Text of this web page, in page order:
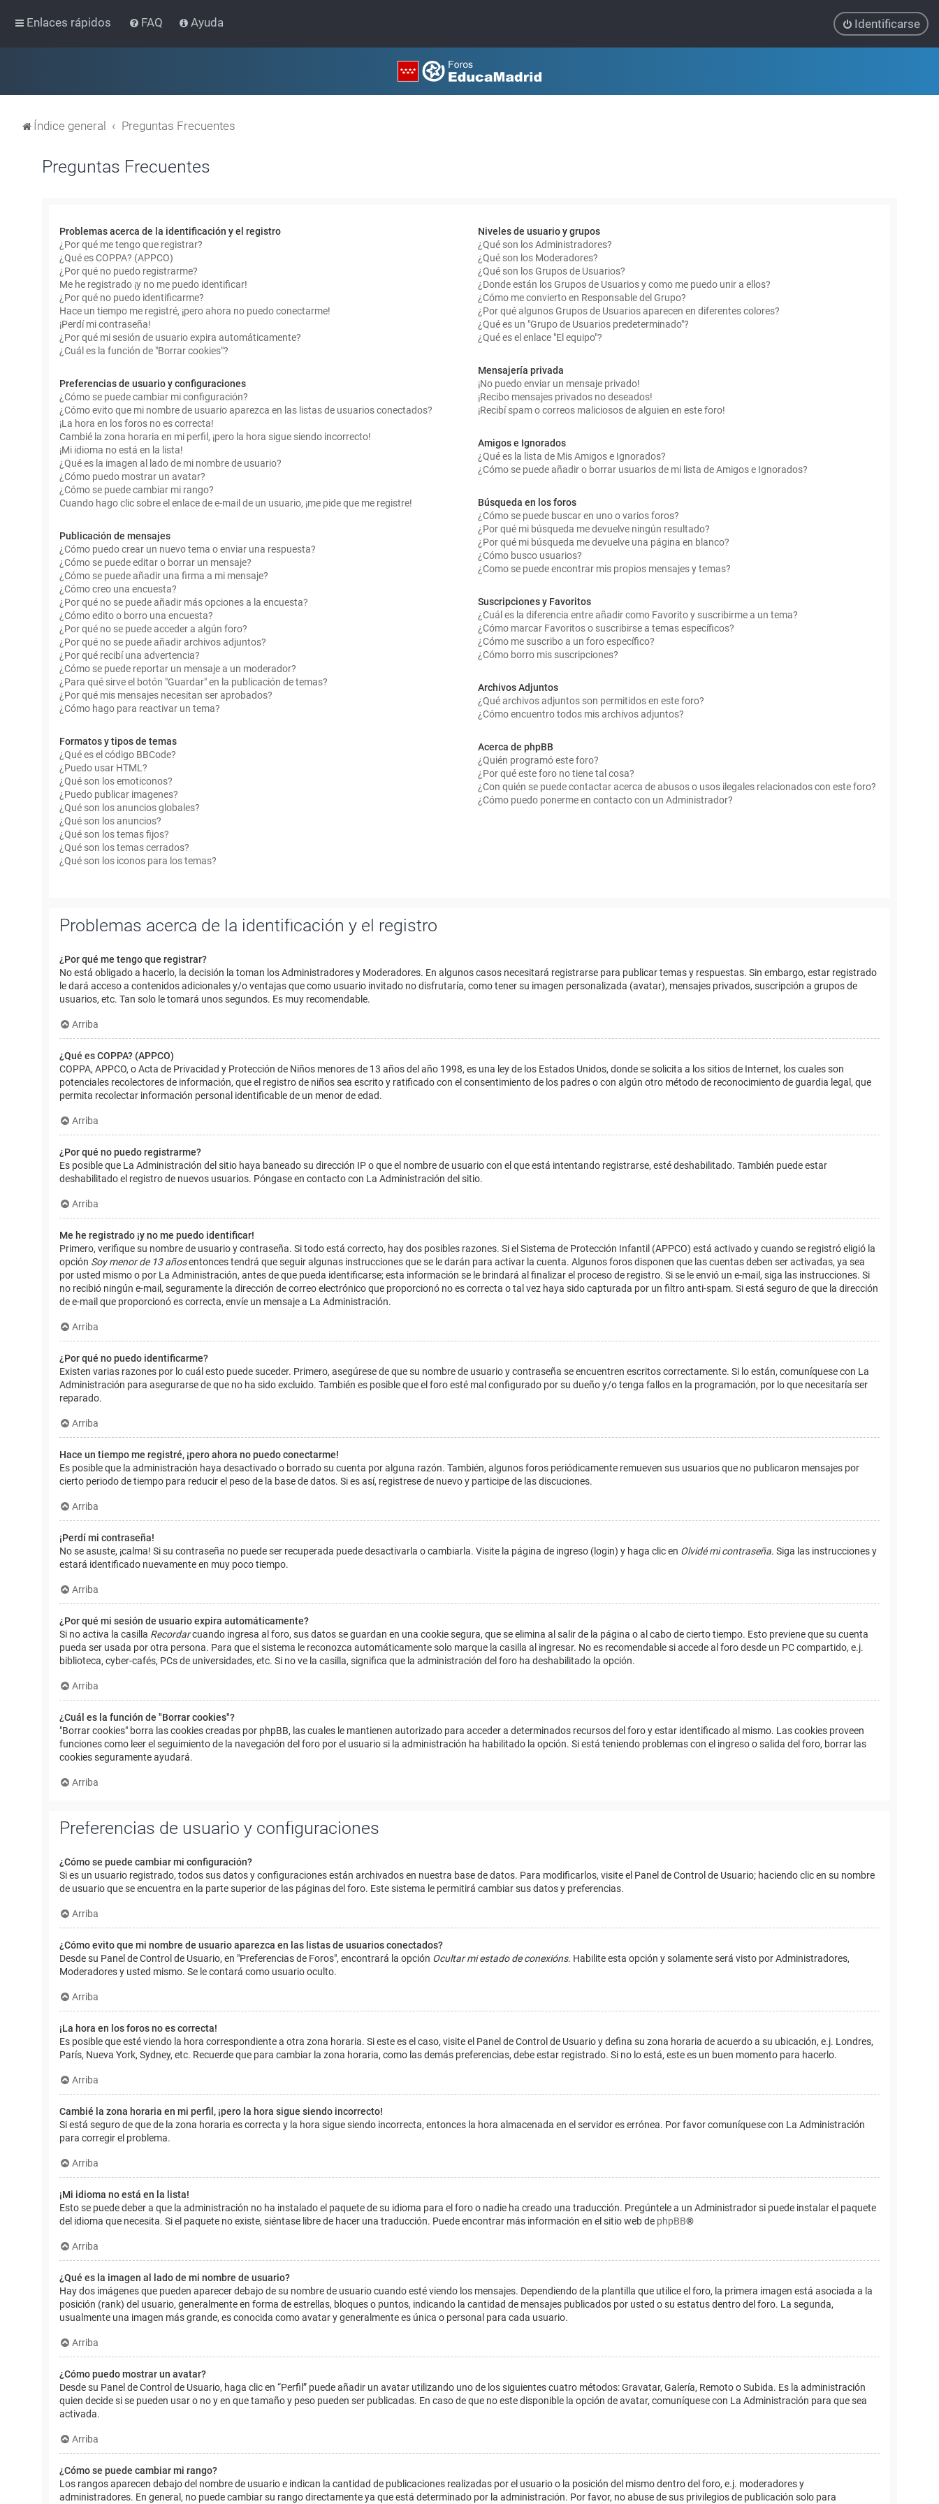
Enlaces rápidos FAQ Ayuda Identificarse
Índice general Preguntas Frecuentes
Preguntas Frecuentes
Problemas acerca de la identificación y el registro
¿Por qué me tengo que registrar?
¿Qué es COPPA? (APPCO)
¿Por qué no puedo registrarme?
Me he registrado ¡y no me puedo identificar!
¿Por qué no puedo identificarme?
Hace un tiempo me registré, ¡pero ahora no puedo conectarme!
¡Perdí mi contraseña!
¿Por qué mi sesión de usuario expira automáticamente?
¿Cuál es la función de "Borrar cookies"?
Preferencias de usuario y configuraciones
¿Cómo se puede cambiar mi configuración?
¿Cómo evito que mi nombre de usuario aparezca en las listas de usuarios conectados?
¡La hora en los foros no es correcta!
Cambié la zona horaria en mi perfil, ¡pero la hora sigue siendo incorrecto!
¡Mi idioma no está en la lista!
¿Qué es la imagen al lado de mi nombre de usuario?
¿Cómo puedo mostrar un avatar?
¿Cómo se puede cambiar mi rango?
Cuando hago clic sobre el enlace de e-mail de un usuario, ¡me pide que me registre!
Publicación de mensajes
¿Cómo puedo crear un nuevo tema o enviar una respuesta?
¿Cómo se puede editar o borrar un mensaje?
¿Cómo se puede añadir una firma a mi mensaje?
¿Cómo creo una encuesta?
¿Por qué no se puede añadir más opciones a la encuesta?
¿Cómo edito o borro una encuesta?
¿Por qué no se puede acceder a algún foro?
¿Por qué no se puede añadir archivos adjuntos?
¿Por qué recibí una advertencia?
¿Cómo se puede reportar un mensaje a un moderador?
¿Para qué sirve el botón "Guardar" en la publicación de temas?
¿Por qué mis mensajes necesitan ser aprobados?
¿Cómo hago para reactivar un tema?
Formatos y tipos de temas
¿Qué es el código BBCode?
¿Puedo usar HTML?
¿Qué son los emoticonos?
¿Puedo publicar imagenes?
¿Qué son los anuncios globales?
¿Qué son los anuncios?
¿Qué son los temas fijos?
¿Qué son los temas cerrados?
¿Qué son los iconos para los temas?
Niveles de usuario y grupos
¿Qué son los Administradores?
¿Qué son los Moderadores?
¿Qué son los Grupos de Usuarios?
¿Donde están los Grupos de Usuarios y como me puedo unir a ellos?
¿Cómo me convierto en Responsable del Grupo?
¿Por qué algunos Grupos de Usuarios aparecen en diferentes colores?
¿Qué es un "Grupo de Usuarios predeterminado"?
¿Qué es el enlace "El equipo"?
Mensajería privada
¡No puedo enviar un mensaje privado!
¡Recibo mensajes privados no deseados!
¡Recibí spam o correos maliciosos de alguien en este foro!
Amigos e Ignorados
¿Qué es la lista de Mis Amigos e Ignorados?
¿Cómo se puede añadir o borrar usuarios de mi lista de Amigos e Ignorados?
Búsqueda en los foros
¿Cómo se puede buscar en uno o varios foros?
¿Por qué mi búsqueda me devuelve ningún resultado?
¿Por qué mi búsqueda me devuelve una página en blanco?
¿Cómo busco usuarios?
¿Como se puede encontrar mis propios mensajes y temas?
Suscripciones y Favoritos
¿Cuál es la diferencia entre añadir como Favorito y suscribirme a un tema?
¿Cómo marcar Favoritos o suscribirse a temas específicos?
¿Cómo me suscribo a un foro específico?
¿Cómo borro mis suscripciones?
Archivos Adjuntos
¿Qué archivos adjuntos son permitidos en este foro?
¿Cómo encuentro todos mis archivos adjuntos?
Acerca de phpBB
¿Quién programó este foro?
¿Por qué este foro no tiene tal cosa?
¿Con quién se puede contactar acerca de abusos o usos ilegales relacionados con este foro?
¿Cómo puedo ponerme en contacto con un Administrador?
Problemas acerca de la identificación y el registro
¿Por qué me tengo que registrar?
No está obligado a hacerlo, la decisión la toman los Administradores y Moderadores. En algunos casos necesitará registrarse para publicar temas y respuestas. Sin embargo, estar registrado
le dará acceso a contenidos adicionales y/o ventajas que como usuario invitado no disfrutaría, como tener su imagen personalizada (avatar), mensajes privados, suscripción a grupos de
usuarios, etc. Tan solo le tomará unos segundos. Es muy recomendable.
Arriba
¿Qué es COPPA? (APPCO)
COPPA, APPCO, o Acta de Privacidad y Protección de Niños menores de 13 años del año 1998, es una ley de los Estados Unidos, donde se solicita a los sitios de Internet, los cuales son
potenciales recolectores de información, que el registro de niños sea escrito y ratificado con el consentimiento de los padres o con algún otro método de reconocimiento de guardia legal, que
permita recolectar información personal identificable de un menor de edad.
Arriba
¿Por qué no puedo registrarme?
Es posible que La Administración del sitio haya baneado su dirección IP o que el nombre de usuario con el que está intentando registrarse, esté deshabilitado. También puede estar
deshabilitado el registro de nuevos usuarios. Póngase en contacto con La Administración del sitio.
Arriba
Me he registrado ¡y no me puedo identificar!
Primero, verifique su nombre de usuario y contraseña. Si todo está correcto, hay dos posibles razones. Si el Sistema de Protección Infantil (APPCO) está activado y cuando se registró eligió la
opción Soy menor de 13 añosentonces tendrá que seguir algunas instrucciones que se le darán para activar la cuenta. Algunos foros disponen que las cuentas deben ser activadas, ya sea
por usted mismo o por La Administración, antes de que pueda identificarse; esta información se le brindará al finalizar el proceso de registro. Si se le envió un e-mail, siga las instrucciones. Si
no recibió ningún e-mail, seguramente la dirección de correo electrónico que proporcionó no es correcta o tal vez haya sido capturada por un filtro anti-spam. Si está seguro de que la dirección
de e-mail que proporcionó es correcta, envíe un mensaje a La Administración.
Arriba
¿Por qué no puedo identificarme?
Existen varias razones por lo cuál esto puede suceder. Primero, asegúrese de que su nombre de usuario y contraseña se encuentren escritos correctamente. Si lo están, comuníquese con La
Administración para asegurarse de que no ha sido excluido. También es posible que el foro esté mal configurado por su dueño y/o tenga fallos en la programación, por lo que necesitaría ser
reparado.
Arriba
Hace un tiempo me registré, ¡pero ahora no puedo conectarme!
Es posible que la administración haya desactivado o borrado su cuenta por alguna razón. También, algunos foros periódicamente remueven sus usuarios que no publicaron mensajes por
cierto periodo de tiempo para reducir el peso de la base de datos. Si es así, registrese de nuevo y participe de las discuciones.
Arriba
¡Perdí mi contraseña!
No se asuste, ¡calma! Si su contraseña no puede ser recuperada puede desactivarla o cambiarla. Visite la página de ingreso (login) y haga clic en Olvidé mi contraseña. Siga las instrucciones y
estará identificado nuevamente en muy poco tiempo.
Arriba
¿Por qué mi sesión de usuario expira automáticamente?
Si no activa la casilla Recordarcuando ingresa al foro, sus datos se guardan en una cookie segura, que se elimina al salir de la página o al cabo de cierto tiempo. Esto previene que su cuenta
pueda ser usada por otra persona. Para que el sistema le reconozca automáticamente solo marque la casilla al ingresar. No es recomendable si accede al foro desde un PC compartido, e.j.
biblioteca, cyber-cafés, PCs de universidades, etc. Si no ve la casilla, significa que la administración del foro ha deshabilitado la opción.
Arriba
¿Cuál es la función de "Borrar cookies"?
"Borrar cookies" borra las cookies creadas por phpBB, las cuales le mantienen autorizado para acceder a determinados recursos del foro y estar identificado al mismo. Las cookies proveen
funciones como leer el seguimiento de la navegación del foro por el usuario si la administración ha habilitado la opción. Si está teniendo problemas con el ingreso o salida del foro, borrar las
cookies seguramente ayudará.
Arriba
Preferencias de usuario y configuraciones
¿Cómo se puede cambiar mi configuración?
Si es un usuario registrado, todos sus datos y configuraciones están archivados en nuestra base de datos. Para modificarlos, visite el Panel de Control de Usuario; haciendo clic en su nombre
de usuario que se encuentra en la parte superior de las páginas del foro. Este sistema le permitirá cambiar sus datos y preferencias.
Arriba
¿Cómo evito que mi nombre de usuario aparezca en las listas de usuarios conectados?
Desde su Panel de Control de Usuario, en "Preferencias de Foros", encontrará la opción Ocultar mi estado de conexións. Habilite esta opción y solamente será visto por Administradores,
Moderadores y usted mismo. Se le contará como usuario oculto.
Arriba
¡La hora en los foros no es correcta!
Es posible que esté viendo la hora correspondiente a otra zona horaria. Si este es el caso, visite el Panel de Control de Usuario y defina su zona horaria de acuerdo a su ubicación, e.j. Londres,
París, Nueva York, Sydney, etc. Recuerde que para cambiar la zona horaria, como las demás preferencias, debe estar registrado. Si no lo está, este es un buen momento para hacerlo.
Arriba
Cambié la zona horaria en mi perfil, ¡pero la hora sigue siendo incorrecto!
Si está seguro de que de la zona horaria es correcta y la hora sigue siendo incorrecta, entonces la hora almacenada en el servidor es errónea. Por favor comuníquese con La Administración
para corregir el problema.
Arriba
¡Mi idioma no está en la lista!
Esto se puede deber a que la administración no ha instalado el paquete de su idioma para el foro o nadie ha creado una traducción. Pregúntele a un Administrador si puede instalar el paquete
del idioma que necesita. Si el paquete no existe, siéntase libre de hacer una traducción. Puede encontrar más información en el sitio web de phpBB®
Arriba
¿Qué es la imagen al lado de mi nombre de usuario?
Hay dos imágenes que pueden aparecer debajo de su nombre de usuario cuando esté viendo los mensajes. Dependiendo de la plantilla que utilice el foro, la primera imagen está asociada a la
posición (rank) del usuario, generalmente en forma de estrellas, bloques o puntos, indicando la cantidad de mensajes publicados por usted o su estatus dentro del foro. La segunda,
usualmente una imagen más grande, es conocida como avatar y generalmente es única o personal para cada usuario.
Arriba
¿Cómo puedo mostrar un avatar?
Desde su Panel de Control de Usuario, haga clic en “Perfil” puede añadir un avatar utilizando uno de los siguientes cuatro métodos: Gravatar, Galería, Remoto o Subida. Es la administración
quien decide si se pueden usar o no y en que tamaño y peso pueden ser publicadas. En caso de que no este disponible la opción de avatar, comuníquese con La Administración para que sea
activada.
Arriba
¿Cómo se puede cambiar mi rango?
Los rangos aparecen debajo del nombre de usuario e indican la cantidad de publicaciones realizadas por el usuario o la posición del mismo dentro del foro, e.j. moderadores y
administradores. En general, no puede cambiar su rango directamente ya que está determinado por la administración. Por favor, no abuse de sus privilegios de publicación solo para